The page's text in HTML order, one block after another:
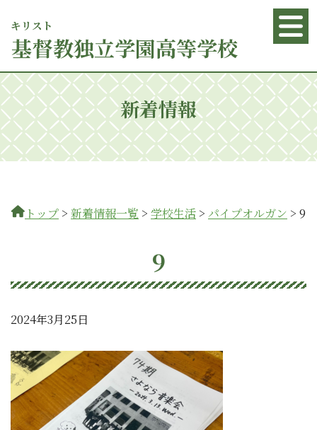
基督
キリスト
教独立学園高等学校
新着情報
トップ > 新着情報一覧 > 学校生活 > パイプオルガン > 9
9
2024年3月25日